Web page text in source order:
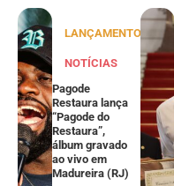
LANÇAMENTOS
NOTÍCIAS
Pagode
Restaura lança
“Pagode do
Restaura”,
álbum gravado
ao vivo em
Madureira (RJ)